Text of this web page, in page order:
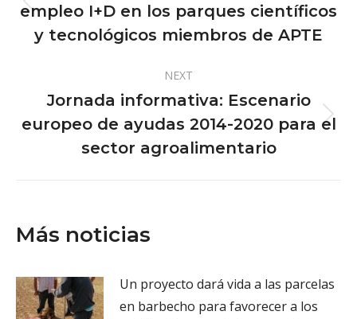
Previous
post:
empleo I+D en los parques científicos
y tecnológicos miembros de APTE
NEXT
Next
post:
Jornada informativa: Escenario
europeo de ayudas 2014-2020 para el
sector agroalimentario
Más noticias
Un proyecto dará vida a las parcelas
en barbecho para favorecer a los